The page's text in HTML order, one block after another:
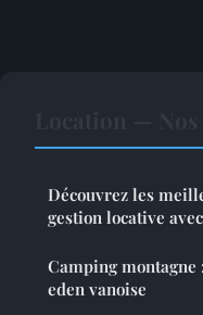
Découvrez les
gestion locative
Camping
eden vanoise